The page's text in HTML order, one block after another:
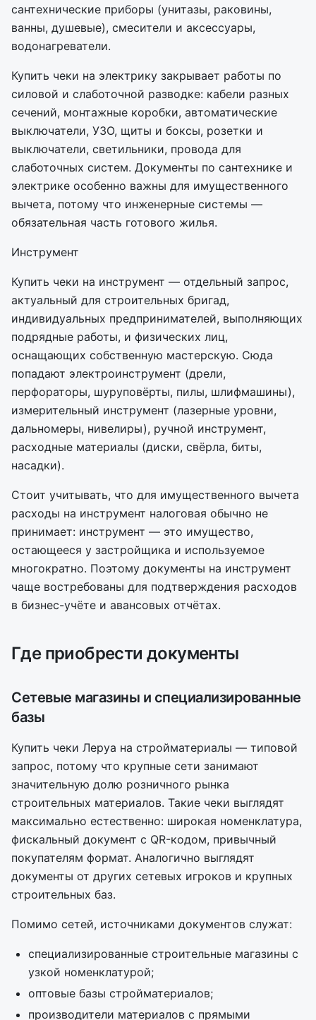
сантехнические приборы (унитазы, раковины,
ванны, душевые), смесители и аксессуары,
водонагреватели.
Купить чеки на электрику закрывает работы по
силовой и слаботочной разводке: кабели разных
сечений, монтажные коробки, автоматические
выключатели, УЗО, щиты и боксы, розетки и
выключатели, светильники, провода для
слаботочных систем. Документы по сантехнике и
электрике особенно важны для имущественного
вычета, потому что инженерные системы —
обязательная часть готового жилья.
Инструмент
Купить чеки на инструмент — отдельный запрос,
актуальный для строительных бригад,
индивидуальных предпринимателей, выполняющих
подрядные работы, и физических лиц,
оснащающих собственную мастерскую. Сюда
попадают электроинструмент (дрели,
перфораторы, шуруповёрты, пилы, шлифмашины),
измерительный инструмент (лазерные уровни,
дальномеры, нивелиры), ручной инструмент,
расходные материалы (диски, свёрла, биты,
насадки).
Стоит учитывать, что для имущественного вычета
расходы на инструмент налоговая обычно не
принимает: инструмент — это имущество,
остающееся у застройщика и используемое
многократно. Поэтому документы на инструмент
чаще востребованы для подтверждения расходов
в бизнес-учёте и авансовых отчётах.
Где приобрести документы
Сетевые магазины и специализированные
базы
Купить чеки Леруа на стройматериалы — типовой
запрос, потому что крупные сети занимают
значительную долю розничного рынка
строительных материалов. Такие чеки выглядят
максимально естественно: широкая номенклатура,
фискальный документ с QR-кодом, привычный
покупателям формат. Аналогично выглядят
документы от других сетевых игроков и крупных
строительных баз.
Помимо сетей, источниками документов служат:
специализированные строительные магазины с
узкой номенклатурой;
оптовые базы стройматериалов;
производители материалов с прямыми